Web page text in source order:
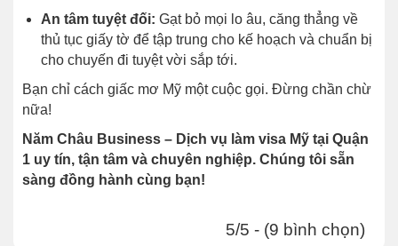
An tâm tuyệt đối: Gạt bỏ mọi lo âu, căng thẳng về
thủ tục giấy tờ để tập trung cho kế hoạch và chuẩn bị
cho chuyến đi tuyệt vời sắp tới.
Bạn chỉ cách giấc mơ Mỹ một cuộc gọi. Đừng chần chừ
nữa!
Năm Châu Business – Dịch vụ làm visa Mỹ tại Quận
1 uy tín, tận tâm và chuyên nghiệp. Chúng tôi sẵn
sàng đồng hành cùng bạn!
5/5 - (9 bình chọn)